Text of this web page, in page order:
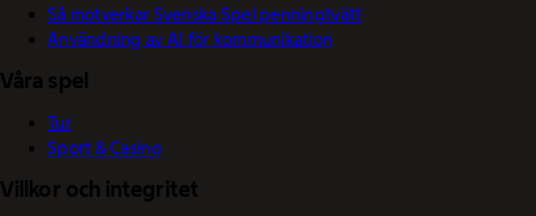
Så motverkar Svenska Spel penningtvätt
Användning av AI för kommunikation
Våra spel
Tur
Sport & Casino
Villkor och integritet